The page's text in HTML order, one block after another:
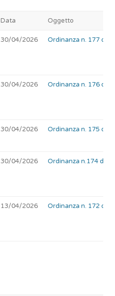
Data Oggetto
30/04/2026 Ordinanza n. 177 del
30/04/2026 Ordinanza n. 176 del
30/04/2026 Ordinanza n. 175 del
30/04/2026 Ordinanza n.174 del
13/04/2026 Ordinanza n. 172 del